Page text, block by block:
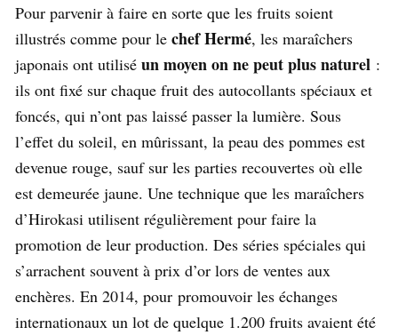
Pour parvenir à faire en sorte que les fruits soient
illustrés comme pour le chef Hermé, les maraîchers
japonais ont utilisé un moyen on ne peut plus naturel :
ils ont fixé sur chaque fruit des autocollants spéciaux et
foncés, qui n’ont pas laissé passer la lumière. Sous
l’effet du soleil, en mûrissant, la peau des pommes est
devenue rouge, sauf sur les parties recouvertes où elle
est demeurée jaune. Une technique que les maraîchers
d’Hirokasi utilisent régulièrement pour faire la
promotion de leur production. Des séries spéciales qui
s’arrachent souvent à prix d’or lors de ventes aux
enchères. En 2014, pour promouvoir les échanges
internationaux un lot de quelque 1.200 fruits avaient été